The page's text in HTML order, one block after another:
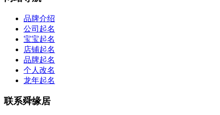
品牌介绍
公司起名
宝宝起名
店铺起名
品牌起名
个人改名
龙年起名
联系舜缘居